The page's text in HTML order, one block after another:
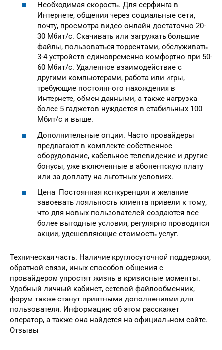
Необходимая скорость. Для серфинга в
Интернете, общения через социальные сети,
почту, просмотра видео онлайн достаточно 20-
30 Мбит/с. Скачивать или загружать большие
файлы, пользоваться торрентами, обслуживать
3-4 устройств единовременно комфортно при 50-
60 Мбит/с. Удаленное взаимодействие с
другими компьютерами, работа или игры,
требующие постоянного нахождения в
Интернете, обмен данными, а также нагрузка
более 5 гаджетов нуждается в стабильных 100
Мбит/с и выше.
Дополнительные опции. Часто провайдеры
предлагают в комплекте собственное
оборудование, кабельное телевидение и другие
бонусы, уже включенные в абонентскую плату
или за доплату на льготных условиях.
Цена. Постоянная конкуренция и желание
завоевать лояльность клиента привели к тому,
что для новых пользователей создаются все
более выгодные условия, регулярно проводятся
акции, удешевляющие стоимость услуг.
Техническая часть. Наличие круглосуточной поддержки,
обратной связи, иных способов общения с
провайдером упростят жизнь в кризисные моменты.
Удобный личный кабинет, сетевой файлообменник,
форум также станут приятными дополнениями для
пользователя. Информацию об этом расскажет
оператор, а также она найдется на официальном сайте.
Отзывы